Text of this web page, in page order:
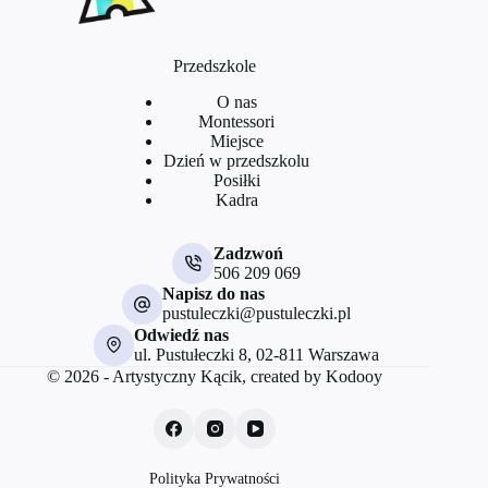
Przedszkole
O nas
Montessori
Miejsce
Dzień w przedszkolu
Posiłki
Kadra
Zadzwoń
506 209 069
Napisz do nas
pustuleczki@pustuleczki.pl
Odwiedź nas
ul. Pustułeczki 8, 02-811 Warszawa
© 2026 - Artystyczny Kącik, created by Kodooy
Polityka Prywatności